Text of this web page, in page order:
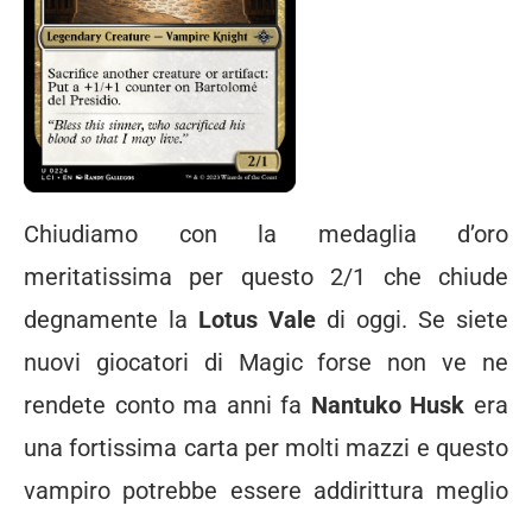
Chiudiamo con la medaglia d’oro
meritatissima per questo 2/1 che chiude
degnamente la Lotus Vale di oggi. Se siete
nuovi giocatori di Magic forse non ve ne
rendete conto ma anni fa Nantuko Husk era
una fortissima carta per molti mazzi e questo
vampiro potrebbe essere addirittura meglio